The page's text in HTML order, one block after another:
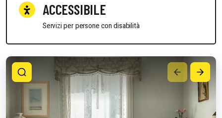
ACCESSIBILE
Servizi per persone con disabilità